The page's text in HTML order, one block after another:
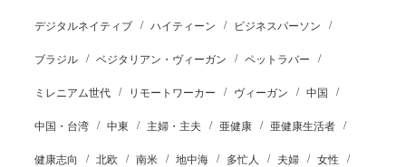
デジタルネイティブ ハイティーン ビジネスパーソン
ブラジル ベジタリアン・ヴィーガン ペットラバー
ミレニアム世代 リモートワーカー ヴィーガン 中国
中国・台湾 中東 主婦・主夫 亜健康 亜健康生活者
健康志向 北欧 南米 地中海 多忙人 夫婦 女性